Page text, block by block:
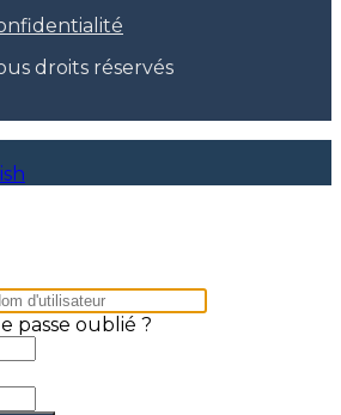
droits réservés
passe oublié ?